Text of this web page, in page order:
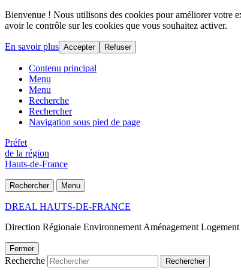
Bienvenue ! Nous utilisons des cookies pour améliorer votre
avoir le contrôle sur les cookies que vous souhaitez activer.
En savoir plus Accepter Refuser
Contenu principal
Menu
Menu
Recherche
Rechercher
Navigation sous pied de page
Préfet
de la région
Hauts-de-France
Rechercher Menu
DREAL HAUTS-DE-FRANCE
Direction Régionale Environnement Aménagement
Fermer
Recherche Rechercher